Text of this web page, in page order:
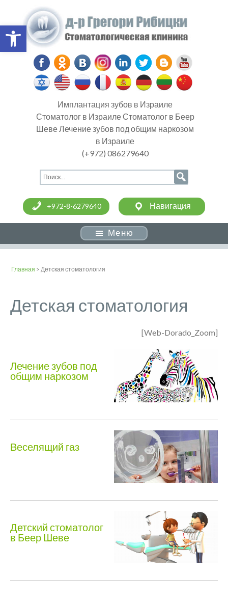
Open toolbar
Имплантация зубов в Израиле
Стоматолог в Израиле Стоматолог в Беер
Шеве Лечение зубов под общим наркозом
в Израиле
(+972) 086279640
+972-8-6279640 Навигация
Меню
Главная > Детская стоматология
Детская стоматология
[Web-Dorado_Zoom]
Лечение зубов под
общим наркозом
Веселящий газ
Детский стоматолог
в Беер Шеве